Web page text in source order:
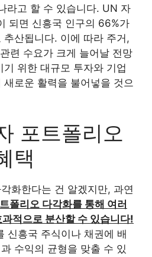
라고 할 수 있습니다. UN 자
되면 신흥국 인구의 66%가
추산됩니다. 이에 따라 주거,
련 수요가 크게 늘어날 전망
기 위한 대규모 투자와 기업
로운 활력을 불어넣을 것으
포트폴리오
택
화한다는 건 알겠지만, 과연
폴리오 다각화를 통해 여러
적으로 분산할 수 있습니다!
신흥국 주식이나 채권에 배
수익의 균형을 맞출 수 있